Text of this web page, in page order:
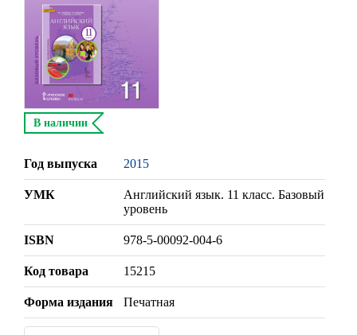
В наличии
Год выпуска 2015
УМК
Английский язык. 11 класс. Базовый
уровень
ISBN 978-5-00092-004-6
Код товара 15215
Форма издания Печатная